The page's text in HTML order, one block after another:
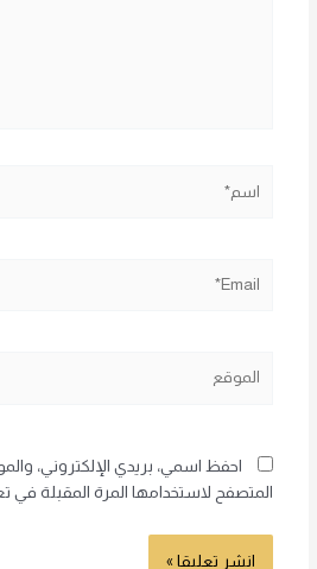
احفظ اسمي، بريدي الإلكتروني،
المتصفح لاستخدامها المرة المقبلة في